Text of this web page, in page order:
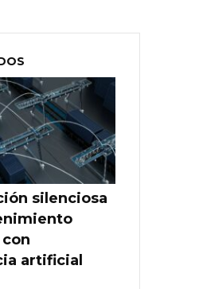
silenciosa
artificial